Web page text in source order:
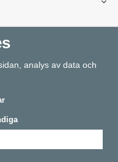
analys av data och